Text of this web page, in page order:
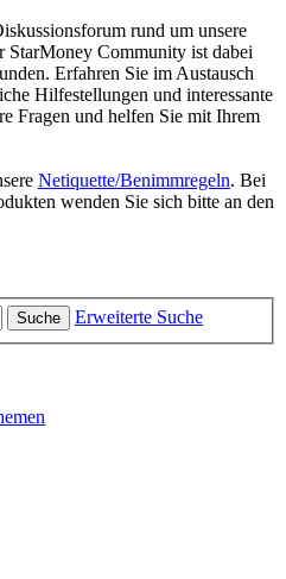
rund um unsere
StarMoney Community ist dabei
Erfahren Sie im Austausch
Hilfestellungen und interessante
Fragen und helfen Sie mit Ihrem
Netiquette/Benimmregeln. Bei
wenden Sie sich bitte an den
Suche Erweiterte Suche